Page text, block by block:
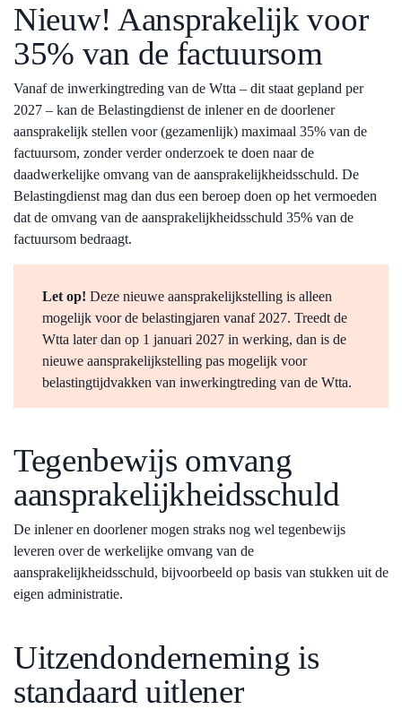
Nieuw! Aansprakelijk voor
35% van de factuursom
Vanaf de inwerkingtreding van de Wtta – dit staat gepland per
2027 – kan de Belastingdienst de inlener en de doorlener
aansprakelijk stellen voor (gezamenlijk) maximaal 35% van de
factuursom, zonder verder onderzoek te doen naar de
daadwerkelijke omvang van de aansprakelijkheidsschuld. De
Belastingdienst mag dan dus een beroep doen op het vermoeden
dat de omvang van de aansprakelijkheidsschuld 35% van de
factuursom bedraagt.
Let op! Deze nieuwe aansprakelijkstelling is alleen
mogelijk voor de belastingjaren vanaf 2027. Treedt de
Wtta later dan op 1 januari 2027 in werking, dan is de
nieuwe aansprakelijkstelling pas mogelijk voor
belastingtijdvakken van inwerkingtreding van de Wtta.
Tegenbewijs omvang
aansprakelijkheidsschuld
De inlener en doorlener mogen straks nog wel tegenbewijs
leveren over de werkelijke omvang van de
aansprakelijkheidsschuld, bijvoorbeeld op basis van stukken uit de
eigen administratie.
Uitzendonderneming is
standaard uitlener